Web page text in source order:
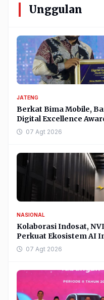
Unggulan
JATENG
Berkat Bima Mobile,
Digital Excellence
07 Agt 2026
NASIONAL
Kolaborasi Indosat,
Perkuat Ekosistem AI
07 Agt 2026